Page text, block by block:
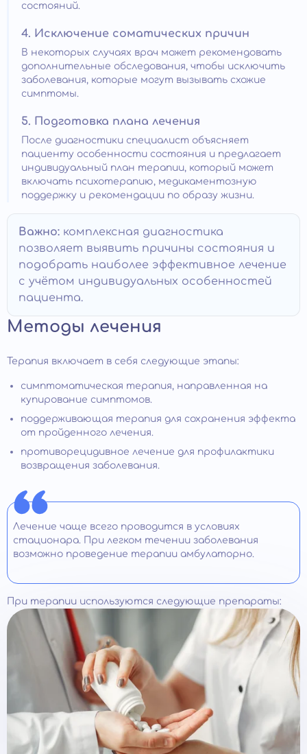
состояний.
4. Исключение соматических причин
В некоторых случаях врач может рекомендовать
дополнительные обследования, чтобы исключить
заболевания, которые могут вызывать схожие
симптомы.
5. Подготовка плана лечения
После диагностики специалист объясняет
пациенту особенности состояния и предлагает
индивидуальный план терапии, который может
включать психотерапию, медикаментозную
поддержку и рекомендации по образу жизни.
Важно: комплексная диагностика
позволяет выявить причины состояния и
подобрать наиболее эффективное лечение
с учётом индивидуальных особенностей
пациента.
Методы лечения
Терапия включает в себя следующие этапы:
симптоматическая терапия, направленная на
купирование симптомов.
поддерживающая терапия для сохранения эффекта
от пройденного лечения.
противорецидивное лечение для профилактики
возвращения заболевания.
Лечение чаще всего проводится в условиях
стационара. При легком течении заболевания
возможно проведение терапии амбулаторно.
При терапии используются следующие препараты: